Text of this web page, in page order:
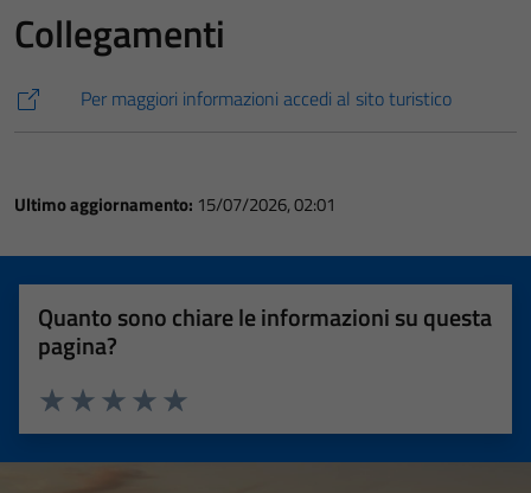
Collegamenti
Per maggiori informazioni accedi al sito turistico
Ultimo aggiornamento: 15/07/2026, 02:01
Quanto sono chiare le informazioni su questa
pagina?
Valuta 5 stelle su 5
Valuta 4 stelle su 5
Valuta 3 stelle su 5
Valuta 2 stelle su 5
Valuta 1 stelle su 5